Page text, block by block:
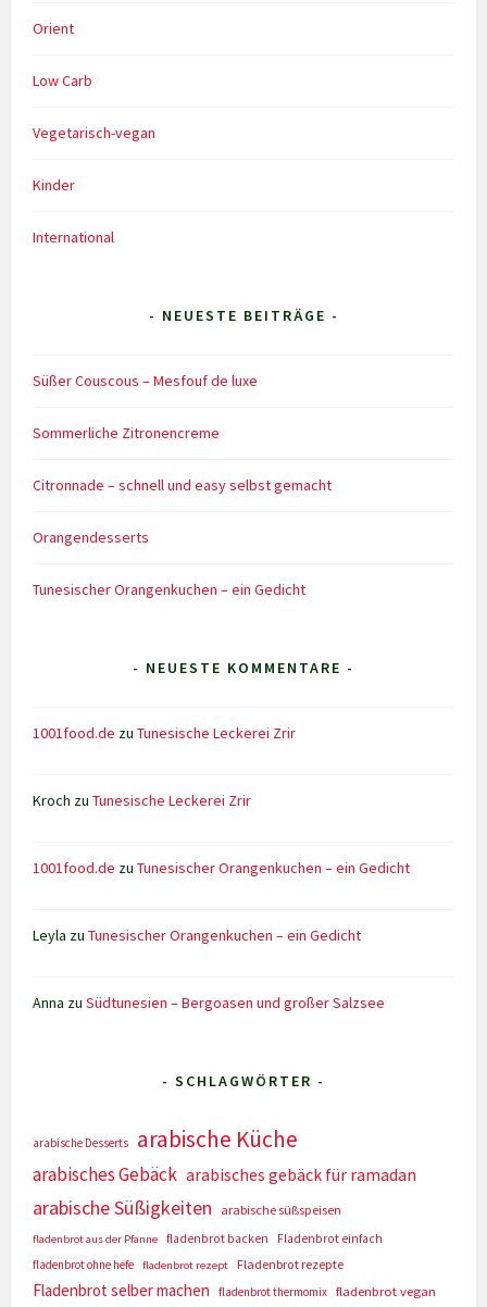
Orient
Low Carb
Vegetarisch-vegan
Kinder
International
- NEUESTE BEITRÄGE -
Süßer Couscous – Mesfouf de luxe
Sommerliche Zitronencreme
Citronnade – schnell und easy selbst gemacht
Orangendesserts
Tunesischer Orangenkuchen – ein Gedicht
- NEUESTE KOMMENTARE -
1001food.de zuTunesische Leckerei Zrir
Kroch zuTunesische Leckerei Zrir
1001food.de zuTunesischer Orangenkuchen – ein Gedicht
Leyla zuTunesischer Orangenkuchen – ein Gedicht
Anna zuSüdtunesien – Bergoasen und großer Salzsee
- SCHLAGWÖRTER -
arabische Desserts arabische Küche
arabisches Gebäck arabisches gebäck für ramadan
arabische Süßigkeiten arabische süßspeisen
fladenbrot aus der Pfanne fladenbrot backen
Fladenbrot einfach
fladenbrot ohne hefe
fladenbrot rezept Fladenbrot rezepte
Fladenbrot selber machen fladenbrot thermomix fladenbrot vegan